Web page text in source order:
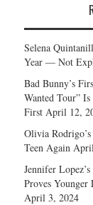
Selena
Year — Not
Bad Bunny’s
Wanted Tour”
First April 12,
Olivia
Teen Again
Jennifer
Proves Younger
April 3, 2024